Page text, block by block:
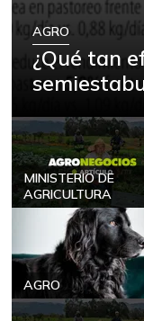
AGRO
¿Qué tan
MINISTERIO DE
AGRICULTURA
AGRO